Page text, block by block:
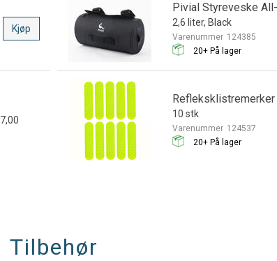
Kjøp
Pivial Styreveske
2,6 liter, Black
Varenummer 124385
20+ På lager
7,00
Refleksklistremerker
10 stk
Varenummer 124537
20+ På lager
Tilbehør